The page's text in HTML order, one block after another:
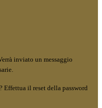
inviato un messaggio
Effettua il reset della password